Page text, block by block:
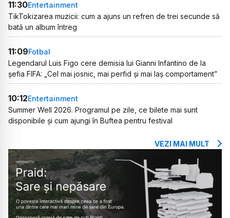
11:30Entertainment
TikTokizarea muzicii: cum a ajuns un refren de trei secunde să
bată un album întreg
11:09Fotbal
Legendarul Luis Figo cere demisia lui Gianni Infantino de la
șefia FIFA: „Cel mai josnic, mai perfid și mai laș comportament”
10:12Entertainment
Summer Well 2026. Programul pe zile, ce bilete mai sunt
disponibile și cum ajungi în Buftea pentru festival
VEZI MAI MULT